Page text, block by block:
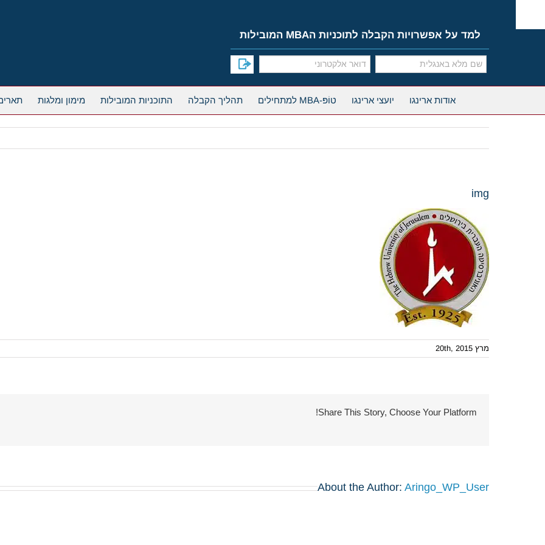
content
למד על אפשרויות הקבלה לתוכניות הMBA המובילות
אודות ארינגו יועצי ארינגו טוֹפּ-MBA למתחילים תהליך הקבלה התוכניות המובילות מימון ומלגות
img
מרץ 20th, 2015
Share This Story, Choose Your Platform!
About the Author: Aringo_WP_User